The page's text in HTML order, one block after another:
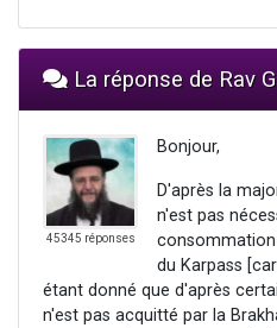
La réponse de Rav
45345 réponses
Bonjour,
D'après la
n'est pas
du Karpass
étant donné que d'après
n'est pas acquitté par la